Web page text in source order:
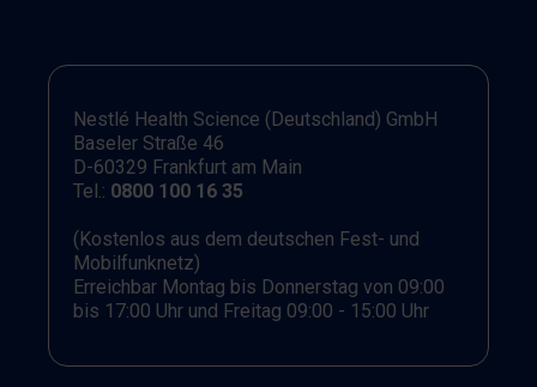
zur enteralen ErnährungPädiatrische Trink- und
Altersgruppen und IndikationenProduktlösungen für
erhöhten Energiebedarf, Malabsorption,
gastrointestinale Einschränkungen und spezielle
Ernährungsanforderungen.Wissenschaftliche
ausgewählten ProduktenInformationen zur
Verordnungsfähigkeit und praktische Hinweise zur
Verordnung enteraler ErnährungDamit dient der
Salesfolder als kompakte Orientierungshilfe für die
Auswahl einer bedarfsgerechten Ernährungstherapie
bei Säuglingen, Kindern und Jugendlichen mit
Wachstums- und Gedeihstörungen.
Nestlé Health Science (Deutschland) GmbH
Baseler Straße 46
D-60329 Frankfurt am Main
Tel.: 0800 100 16 35
(Kostenlos aus dem deutschen Fest- und
Mobilfunknetz)
Erreichbar Montag bis Donnerstag von 09:00
bis 17:00 Uhr und Freitag 09:00 - 15:00 Uhr